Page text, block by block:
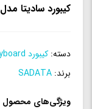
کیبورد سادیتا مدل SK1500 با حروف فارسی
دسته: کیبورد Keyboard
برند: SADATA
ویژگی‌های محصول